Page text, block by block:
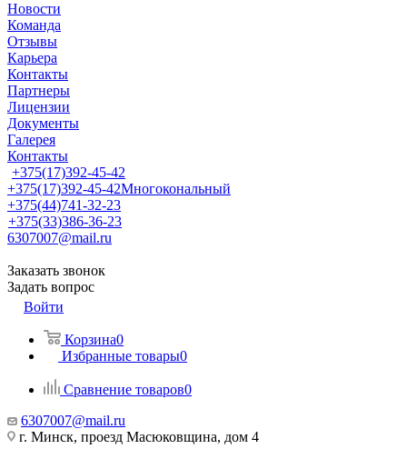
Новости
Команда
Отзывы
Карьера
Контакты
Партнеры
Лицензии
Документы
Галерея
Контакты
+375(17)392-45-42
+375(17)392-45-42Многокональный
+375(44)741-32-23
+375(33)386-36-23
6307007@mail.ru
Заказать звонок
Задать вопрос
Войти
Корзина0
Избранные товары0
Сравнение товаров0
6307007@mail.ru
г. Минск, проезд Масюковщина, дом 4